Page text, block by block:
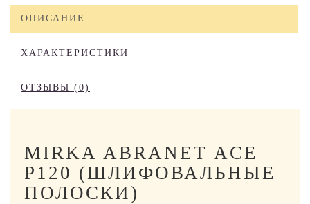
ОПИСАНИЕ
ХАРАКТЕРИСТИКИ
ОТЗЫВЫ (0)
MIRKA ABRANET ACE
P120 (ШЛИФОВАЛЬНЫЕ
ПОЛОСКИ)